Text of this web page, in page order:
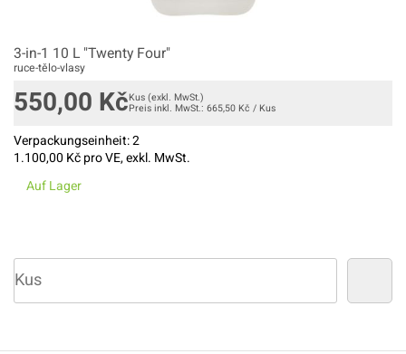
3-in-1 10 L "Twenty Four"
ruce-tělo-vlasy
550,00 KčKus (exkl. MwSt.)
Preis inkl. MwSt.: 665,50 Kč / Kus
Verpackungseinheit:2
1.100,00 Kč pro VE, exkl. MwSt.
Auf Lager